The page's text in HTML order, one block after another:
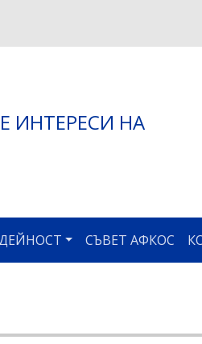
основното
ИНТЕРЕСИ НА
СЪВЕТ АФКОС